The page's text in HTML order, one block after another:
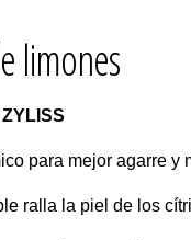
limones
para mejor agarre y
ralla la piel de los